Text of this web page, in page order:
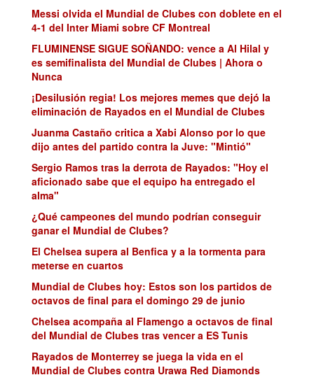
Messi olvida el Mundial de Clubes con doblete en el
4-1 del Inter Miami sobre CF Montreal
FLUMINENSE SIGUE SOÑANDO: vence a Al Hilal y
es semifinalista del Mundial de Clubes | Ahora o
Nunca
¡Desilusión regia! Los mejores memes que dejó la
eliminación de Rayados en el Mundial de Clubes
Juanma Castaño critica a Xabi Alonso por lo que
dijo antes del partido contra la Juve: "Mintió"
Sergio Ramos tras la derrota de Rayados: "Hoy el
aficionado sabe que el equipo ha entregado el
alma"
¿Qué campeones del mundo podrían conseguir
ganar el Mundial de Clubes?
El Chelsea supera al Benfica y a la tormenta para
meterse en cuartos
Mundial de Clubes hoy: Estos son los partidos de
octavos de final para el domingo 29 de junio
Chelsea acompaña al Flamengo a octavos de final
del Mundial de Clubes tras vencer a ES Tunis
Rayados de Monterrey se juega la vida en el
Mundial de Clubes contra Urawa Red Diamonds